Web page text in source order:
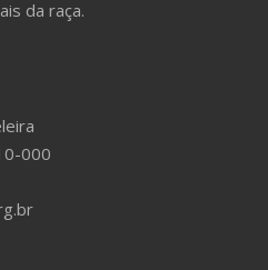
da raça.
000